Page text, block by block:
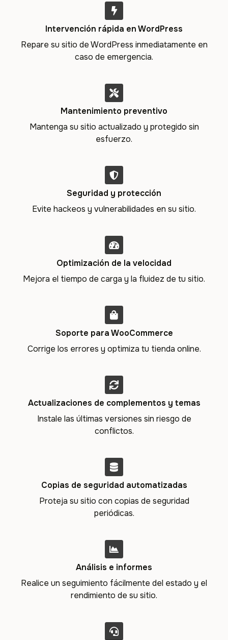
Intervención rápida en WordPress
Repare su sitio de WordPress inmediatamente en
caso de emergencia.
Mantenimiento preventivo
Mantenga su sitio actualizado y protegido sin
esfuerzo.
Seguridad y protección
Evite hackeos y vulnerabilidades en su sitio.
Optimización de la velocidad
Mejora el tiempo de carga y la fluidez de tu sitio.
Soporte para WooCommerce
Corrige los errores y optimiza tu tienda online.
Actualizaciones de complementos y temas
Instale las últimas versiones sin riesgo de
conflictos.
Copias de seguridad automatizadas
Proteja su sitio con copias de seguridad
periódicas.
Análisis e informes
Realice un seguimiento fácilmente del estado y el
rendimiento de su sitio.